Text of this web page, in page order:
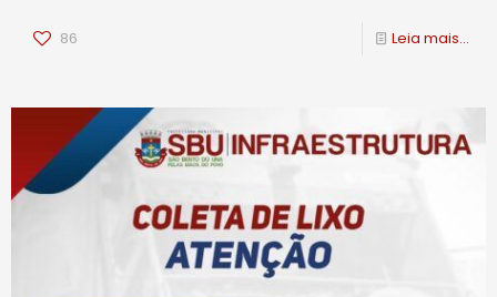
86 Leia mais...